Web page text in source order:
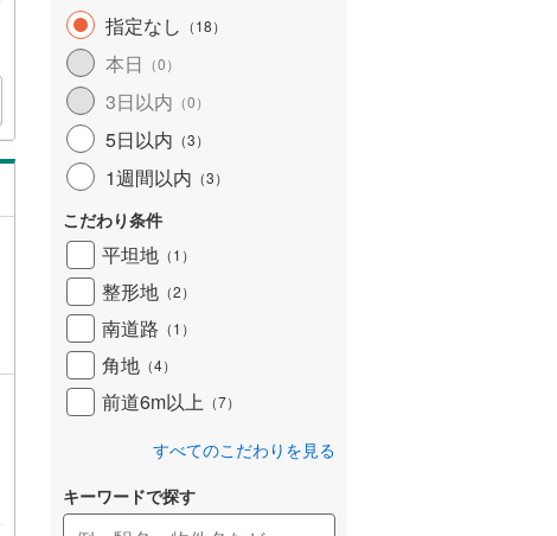
指定なし （18）
本日 （0）
3日以内 （0）
5日以内 （3）
1週間以内 （3）
こだわり条件
平坦地 （1 ）
整形地 （2）
南道路 （1 ）
角地 （4）
前道6m以上 （7）
すべてのこだわりを見る
キーワードで探す